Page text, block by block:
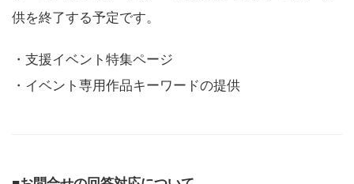
供を終了する予定です。
・支援イベント特集ページ
・イベント専用作品キーワードの提供